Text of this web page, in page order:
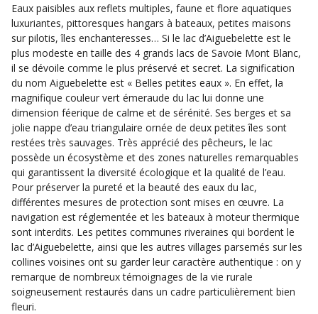
Eaux paisibles aux reflets multiples, faune et flore aquatiques
luxuriantes, pittoresques hangars à bateaux, petites maisons
sur pilotis, îles enchanteresses… Si le lac d’Aiguebelette est le
plus modeste en taille des 4 grands lacs de Savoie Mont Blanc,
il se dévoile comme le plus préservé et secret. La signification
du nom Aiguebelette est « Belles petites eaux ». En effet, la
magnifique couleur vert émeraude du lac lui donne une
dimension féerique de calme et de sérénité. Ses berges et sa
jolie nappe d’eau triangulaire ornée de deux petites îles sont
restées très sauvages. Très apprécié des pêcheurs, le lac
possède un écosystème et des zones naturelles remarquables
qui garantissent la diversité écologique et la qualité de l’eau.
Pour préserver la pureté et la beauté des eaux du lac,
différentes mesures de protection sont mises en œuvre. La
navigation est réglementée et les bateaux à moteur thermique
sont interdits. Les petites communes riveraines qui bordent le
lac d’Aiguebelette, ainsi que les autres villages parsemés sur les
collines voisines ont su garder leur caractère authentique : on y
remarque de nombreux témoignages de la vie rurale
soigneusement restaurés dans un cadre particulièrement bien
fleuri.